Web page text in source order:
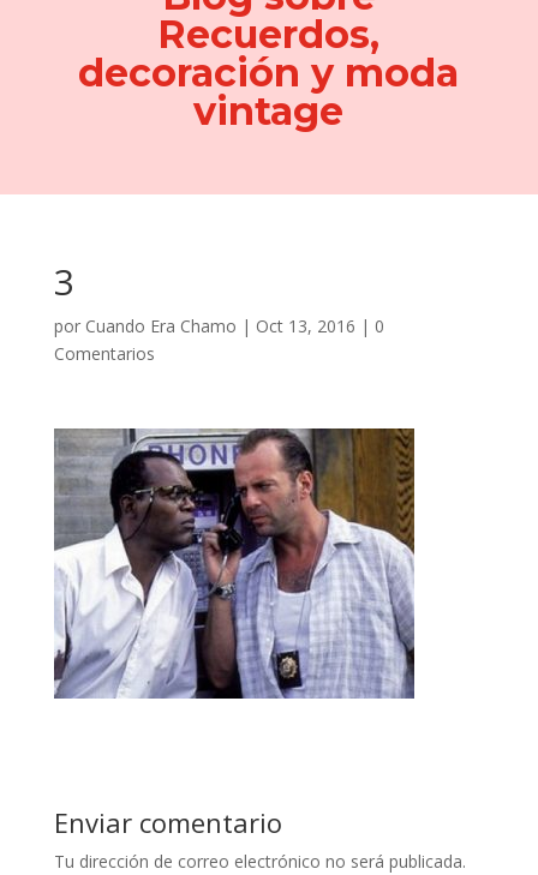
Recuerdos,
decoración y moda
vintage
3
por Cuando Era Chamo | Oct 13, 2016 | 0
Comentarios
Enviar comentario
Tu dirección de correo electrónico no será publicada.